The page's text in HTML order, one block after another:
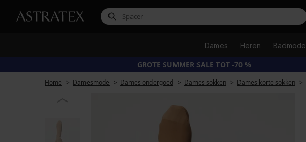
Dames Heren Badmode
GROTE SUMMER SALE TOT -70 %
Home Damesmode Dames ondergoed Dames sokken Dames korte sokken